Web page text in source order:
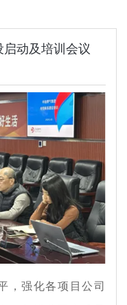
动及培训会议
，强化各项目公司